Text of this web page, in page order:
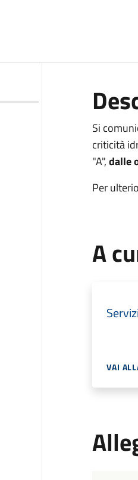
Si
criticità
"A",dalle
Per
A
VAI